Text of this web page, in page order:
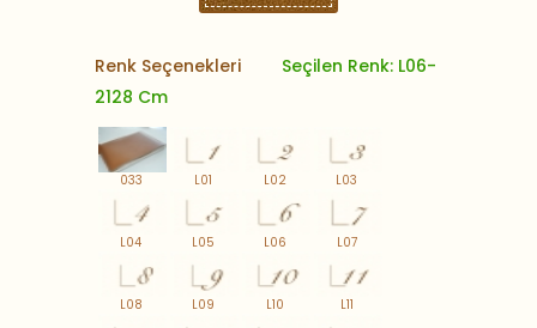
Renk Seçenekleri
Seçilen Renk: L06-
2128 Cm
033 L01 L02 L03
L04 L05 L06 L07
L08 L09 L10 L11